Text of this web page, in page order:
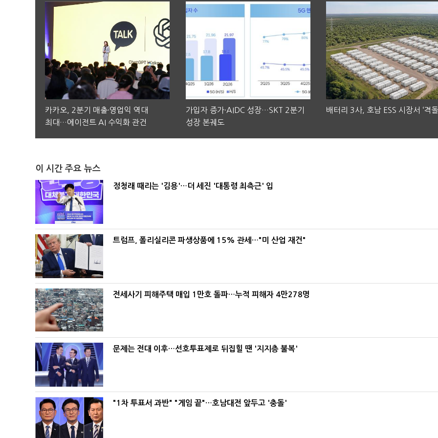
카카오, 2분기 매출·영업익 역대
최대…에이전트 AI 수익화 관건
가입자 증가·AIDC 성장…SKT 2분기
성장 본궤도
배터리 3사, 호남 ESS 시장서 ‘격돌
이 시간 주요 뉴스
정청래 때리는 '김용'…더 세진 '대통령 최측근' 입
트럼프, 폴리실리콘 파생상품에 15% 관세…"미 산업 재건"
전세사기 피해주택 매입 1만호 돌파…누적 피해자 4만278명
문제는 전대 이후…선호투표제로 뒤집힐 땐 '지지층 불복'
"1차 투표서 과반" "게임 끝"…호남대전 앞두고 '충돌'